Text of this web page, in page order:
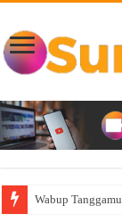
AKBP Raswidiati